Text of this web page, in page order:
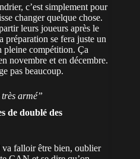
c’est simplement pour
changer quelque chose.
leurs joueurs après le
préparation se fera juste un
pleine compétition. Ça
novembre et en décembre.
pas beaucoup.
armé”
de doublé des
va falloir être bien, oublier